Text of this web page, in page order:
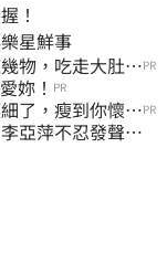
！
星鮮事
物，吃走大肚
PR
妳！ PR
了，瘦到你懷疑PR
亞萍不忍發聲：